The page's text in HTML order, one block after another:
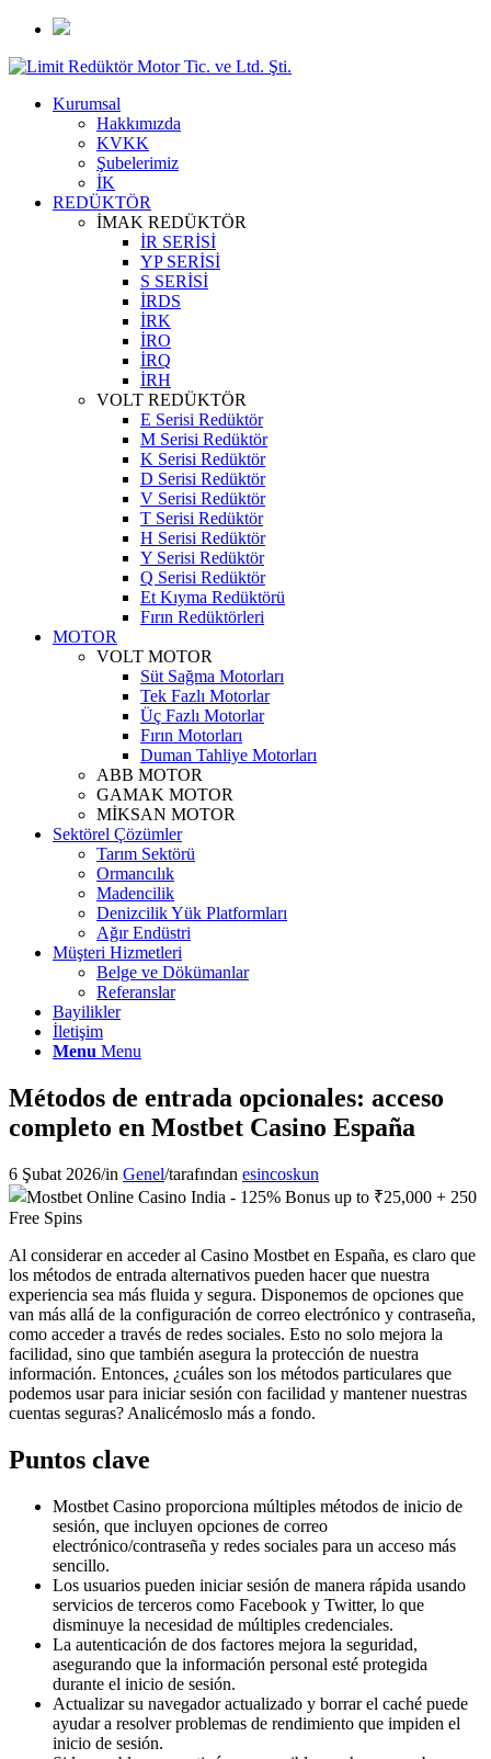
Kurumsal
Hakkımızda
KVKK
Şubelerimiz
İK
REDÜKTÖR
İMAK REDÜKTÖR
İR SERİSİ
YP SERİSİ
S SERİSİ
İRDS
İRK
İRO
İRQ
İRH
VOLT REDÜKTÖR
E Serisi Redüktör
M Serisi Redüktör
K Serisi Redüktör
D Serisi Redüktör
V Serisi Redüktör
T Serisi Redüktör
H Serisi Redüktör
Y Serisi Redüktör
Q Serisi Redüktör
Et Kıyma Redüktörü
Fırın Redüktörleri
MOTOR
VOLT MOTOR
Süt Sağma Motorları
Tek Fazlı Motorlar
Üç Fazlı Motorlar
Fırın Motorları
Duman Tahliye Motorları
ABB MOTOR
GAMAK MOTOR
MİKSAN MOTOR
Sektörel Çözümler
Tarım Sektörü
Ormancılık
Madencilik
Denizcilik Yük Platformları
Ağır Endüstri
Müşteri Hizmetleri
Belge ve Dökümanlar
Referanslar
Bayilikler
İletişim
Menu Menu
Métodos de entrada opcionales: acceso
completo en Mostbet Casino España
6 Şubat 2026/in Genel/tarafından esincoskun
Al considerar en acceder al Casino Mostbet en España, es claro que
los métodos de entrada alternativos pueden hacer que nuestra
experiencia sea más fluida y segura. Disponemos de opciones que
van más allá de la configuración de correo electrónico y contraseña,
como acceder a través de redes sociales. Esto no solo mejora la
facilidad, sino que también asegura la protección de nuestra
información. Entonces, ¿cuáles son los métodos particulares que
podemos usar para iniciar sesión con facilidad y mantener nuestras
cuentas seguras? Analicémoslo más a fondo.
Puntos clave
Mostbet Casino proporciona múltiples métodos de inicio de
sesión, que incluyen opciones de correo
electrónico/contraseña y redes sociales para un acceso más
sencillo.
Los usuarios pueden iniciar sesión de manera rápida usando
servicios de terceros como Facebook y Twitter, lo que
disminuye la necesidad de múltiples credenciales.
La autenticación de dos factores mejora la seguridad,
asegurando que la información personal esté protegida
durante el inicio de sesión.
Actualizar su navegador actualizado y borrar el caché puede
ayudar a resolver problemas de rendimiento que impiden el
inicio de sesión.